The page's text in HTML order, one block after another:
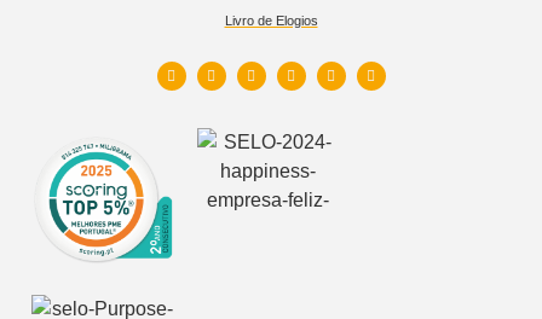
Livro de Elogios